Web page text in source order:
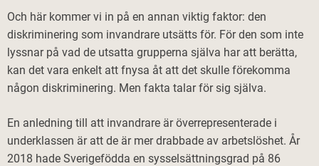
Och här kommer vi in på en annan viktig faktor: den
diskriminering som invandrare utsätts för. För den som inte
lyssnar på vad de utsatta grupperna själva har att berätta,
kan det vara enkelt att fnysa åt att det skulle förekomma
någon diskriminering. Men fakta talar för sig själva.
En anledning till att invandrare är överrepresenterade i
underklassen är att de är mer drabbade av arbetslöshet. År
2018 hade Sverigefödda en sysselsättningsgrad på 86